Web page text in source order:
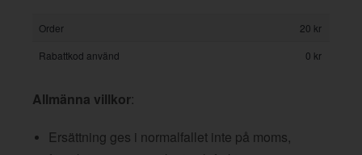
Order
20 kr
Rabattkod använd
0 kr
Allmänna villkor:
Ersättning ges i normalfallet inte på moms,